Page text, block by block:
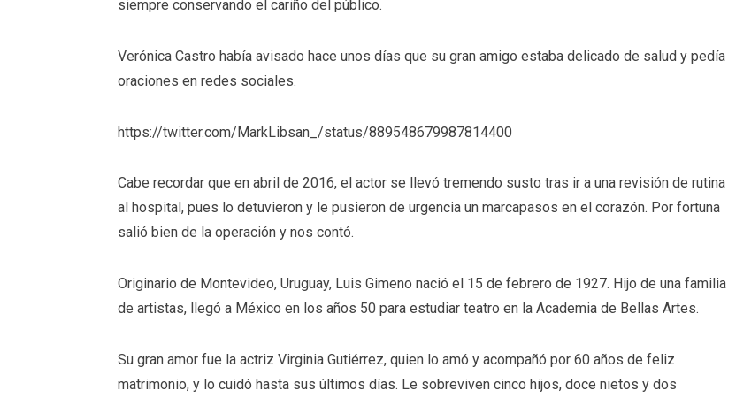
siempre conservando el cariño del público.
Verónica Castro había avisado hace unos días que su gran amigo estaba delicado de salud y pedía
oraciones en redes sociales.
https://twitter.com/MarkLibsan_/status/889548679987814400
Cabe recordar que en abril de 2016, el actor se llevó tremendo susto tras ir a una revisión de rutina
al hospital, pues lo detuvieron y le pusieron de urgencia un marcapasos en el corazón. Por fortuna
salió bien de la operación y nos contó.
Originario de Montevideo, Uruguay, Luis Gimeno nació el 15 de febrero de 1927. Hijo de una familia
de artistas, llegó a México en los años 50 para estudiar teatro en la Academia de Bellas Artes.
Su gran amor fue la actriz Virginia Gutiérrez, quien lo amó y acompañó por 60 años de feliz
matrimonio, y lo cuidó hasta sus últimos días. Le sobreviven cinco hijos, doce nietos y dos